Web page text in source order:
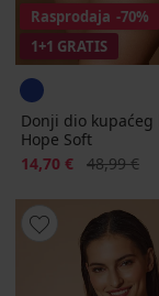
Rasprodaja -70%
1+1 GRATIS
Donji dio kupaćeg
Hope Soft
Popust
14,70 € Prvobitna
48,99 €